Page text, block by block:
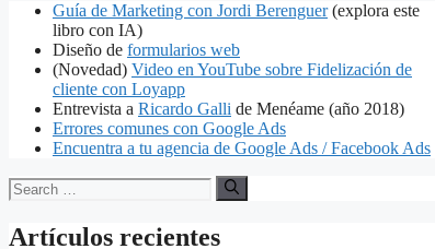
Guía de Marketing con Jordi Berenguer(explora este
libro con IA)
Diseño de formularios web
(Novedad) Video en YouTube sobre Fidelización de
cliente con Loyapp
Entrevista a Ricardo Galli de Menéame (año 2018)
Errores comunes con Google Ads
Encuentra a tu agencia de Google Ads / Facebook Ads
Search
for:
Artículos recientes